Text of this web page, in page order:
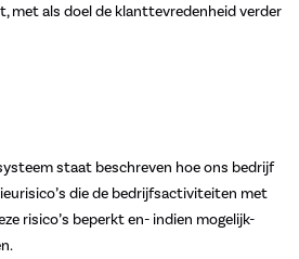
met als doel de klanttevredenheid verder
staat beschreven hoe ons bedrijf
die de bedrijfsactiviteiten met
risico’s beperkt en- indien mogelijk-